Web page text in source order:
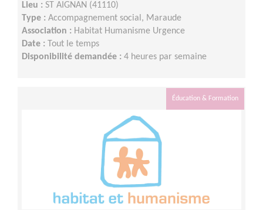
Lieu : ST AIGNAN (41110)
Type : Accompagnement social, Maraude
Association : Habitat Humanisme Urgence
Date :
Tout le temps
Disponibilité demandée : 4 heures par semaine
Éducation & Formation